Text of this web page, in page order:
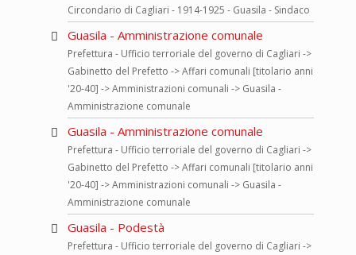
Circondario di Cagliari - 1914-1925 - Guasila - Sindaco
Guasila - Amministrazione comunale
Prefettura - Ufficio terroriale del governo di Cagliari ->
Gabinetto del Prefetto -> Affari comunali [titolario anni
'20-40] -> Amministrazioni comunali -> Guasila -
Amministrazione comunale
Guasila - Amministrazione comunale
Prefettura - Ufficio terroriale del governo di Cagliari ->
Gabinetto del Prefetto -> Affari comunali [titolario anni
'20-40] -> Amministrazioni comunali -> Guasila -
Amministrazione comunale
Guasila - Podestà
Prefettura - Ufficio terroriale del governo di Cagliari ->